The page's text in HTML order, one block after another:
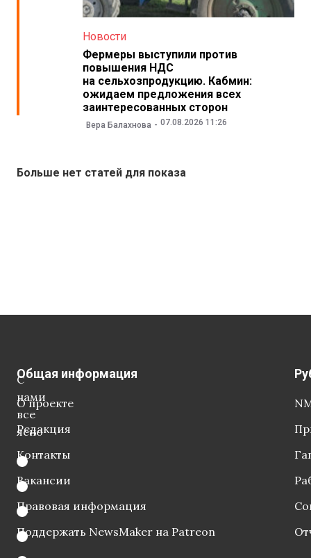
Новости
Фермеры выступили против
повышения НДС
на сельхозпродукцию. Кабмин:
ожидаем предложения всех
заинтересованных сторон
Вера Балахнова 07.08.2026 11:26
Больше нет статей для показа
С
нами
все
ясно
Общая информация
О проекте
Редакция
Контакты
Вакансии
Правовая информация
Поддержать NewsMaker на Patreon